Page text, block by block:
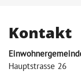
Kontakt
Hauptstrasse 26